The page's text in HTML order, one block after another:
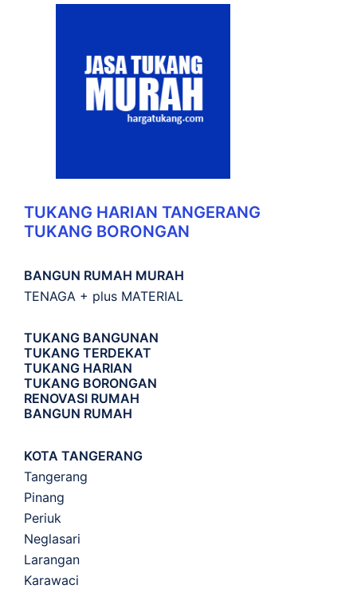
TUKANG HARIAN TANGERANG
TUKANG BORONGAN
BANGUN RUMAH MURAH
TENAGA + plus MATERIAL
TUKANG BANGUNAN
TUKANG TERDEKAT
TUKANG HARIAN
TUKANG BORONGAN
RENOVASI RUMAH
BANGUN RUMAH
KOTA TANGERANG
Tangerang
Pinang
Periuk
Neglasari
Larangan
Karawaci